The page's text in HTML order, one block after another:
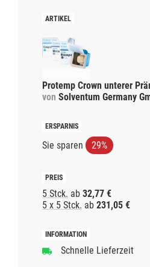
Protemp Crown unterer
von Solventum Germany
Sie sparen 29%
5 Stck. ab 32,77 €
5 x 5 Stck. ab 231,05 €
Schnelle Lieferzeit